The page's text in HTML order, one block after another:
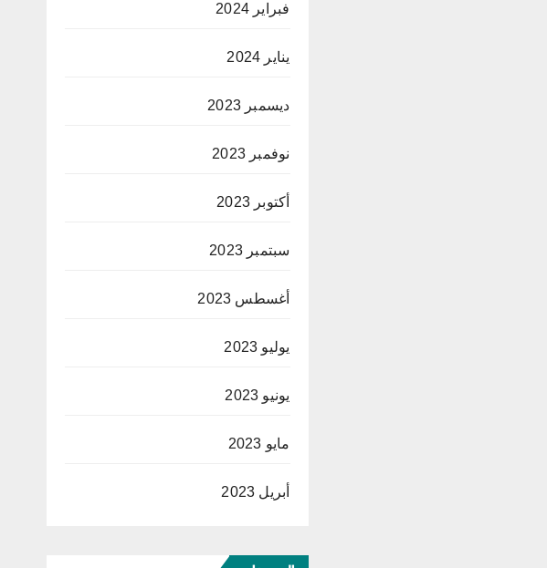
فبراير 2024
يناير 2024
ديسمبر 2023
نوفمبر 2023
أكتوبر 2023
سبتمبر 2023
أغسطس 2023
يوليو 2023
يونيو 2023
مايو 2023
أبريل 2023